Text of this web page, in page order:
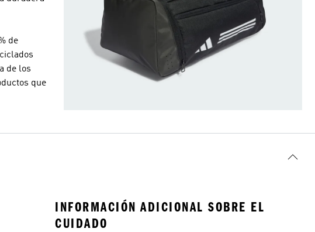
de
de los
que
INFORMACIÓN ADICIONAL SOBRE EL
CUIDADO